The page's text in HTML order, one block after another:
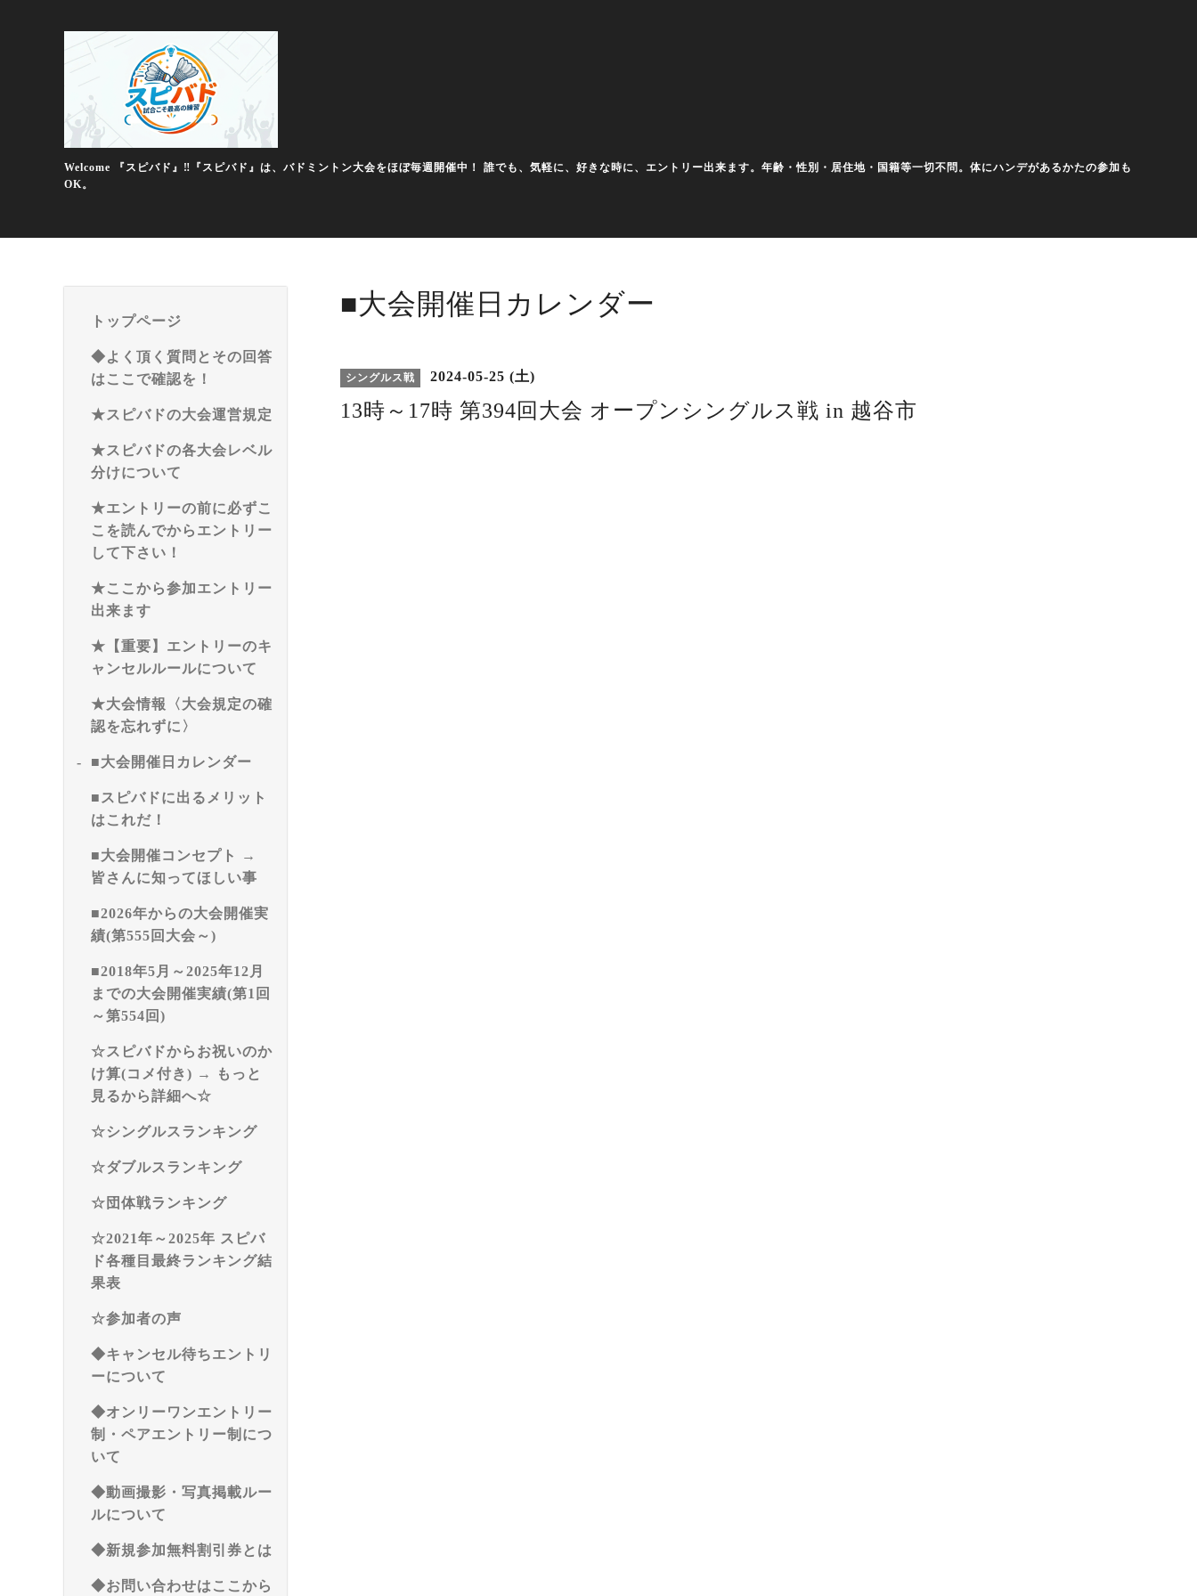
Welcome 『スピバド』‼️『スピバド』は、バドミントン大会をほぼ毎週開催中！ 誰でも、気軽に、好きな時に、エントリー出来ます。年齢・性別・居住地・国籍等一切不問。体にハンデがあるかたの参加も
OK。
トップページ
◆よく頂く質問とその回答
はここで確認を！
★スピバドの大会運営規定
★スピバドの各大会レベル
分けについて
★エントリーの前に必ずこ
こを読んでからエントリー
して下さい！
★ここから参加エントリー
出来ます
★【重要】エントリーのキ
ャンセルルールについて
★大会情報〈大会規定の確
認を忘れずに〉
■大会開催日カレンダー
■スピバドに出るメリット
はこれだ！
■大会開催コンセプト →
皆さんに知ってほしい事
■2026年からの大会開催実
績(第555回大会～)
■2018年5月～2025年12月
までの大会開催実績(第1回
～第554回)
☆スピバドからお祝いのか
け算(コメ付き) → もっと
見るから詳細へ☆
☆シングルスランキング
☆ダブルスランキング
☆団体戦ランキング
☆2021年～2025年 スピバ
ド各種目最終ランキング結
果表
☆参加者の声
◆キャンセル待ちエントリ
ーについて
◆オンリーワンエントリー
制・ペアエントリー制につ
いて
◆動画撮影・写真掲載ルー
ルについて
◆新規参加無料割引券とは
◆お問い合わせはここから
■大会開催日カレンダー
シングルス戦 2024-05-25 (土)
13時～17時 第394回大会 オープンシングルス戦 in 越谷市